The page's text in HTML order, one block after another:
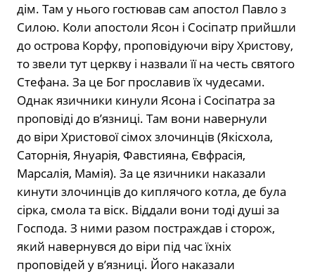
дім. Там у нього гостював сам апостол Павло з
Силою. Коли апостоли Ясон і Сосіпатр прийшли
до острова Корфу, проповідуючи віру Христову,
то звели тут церкву і назвали її на честь святого
Стефана. За це Бог прославив їх чудесами.
Однак язичники кинули Ясона і Сосіпатра за
проповіді до в’язниці. Там вони навернули
до віри Христової сімох злочинців (Якісхола,
Саторнія, Януарія, Фавстияна, Євфрасія,
Марсалія, Мамія). За це язичники наказали
кинути злочинців до киплячого котла, де була
сірка, смола та віск. Віддали вони тоді душі за
Господа. З ними разом постраждав і сторож,
який навернувся до віри під час їхніх
проповідей у в’язниці. Його наказали